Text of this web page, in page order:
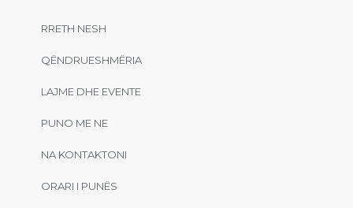
RRETH NESH
QËNDRUESHMËRIA
LAJME DHE EVENTE
PUNO ME NE
NA KONTAKTONI
ORARI I PUNËS